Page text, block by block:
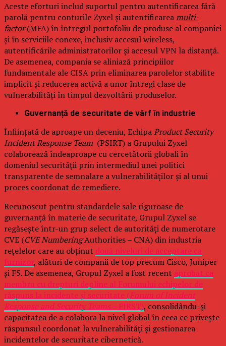
Aceste eforturi includ suportul pentru autentificarea fără
parolă pentru conturile Zyxel și autentificareamulti-
factor(MFA) în întregul portofoliu de produse al companiei
și în serviciile conexe, inclusiv accesul wireless,
autentificările administratorilor și accesul VPN la distanță.
De asemenea, compania se aliniază principiilor
fundamentale ale CISA prin eliminarea parolelor stabilite
implicit și reducerea activă a unor întregi clase de
vulnerabilități în timpul dezvoltării produselor.
Guvernanță de securitate de vârf în industrie
Înființată de aproape un deceniu, EchipaProduct Security
Incident Response Team (PSIRT) a Grupului Zyxel
colaborează îndeaproape cu cercetătorii globali în
domeniul securității prin intermediul unei politici
transparente de semnalare a vulnerabilităților și al unui
proces coordonat de remediere.
Recunoscut pentru standardele sale riguroase de
guvernanță în materie de securitate, Grupul Zyxel se
regăsește într-un grup select de autorități de numerotare
CVE (CVE NumberingAuthorities – CNA) din industria
rețelelor care au obținut două niveluri de acceptare ca
furnizor, alături de companii de top precum Cisco, Juniper
și F5. De asemenea, Grupul Zyxel a fost recent aprobat ca
membru cu drepturi depline al Forumului echipelor de
răspuns la incidente și securitate (Forum of Incident
Response and Security Teams –FIRST), consolidându-și
capacitatea de a colabora la nivel global în ceea ce privește
răspunsul coordonat la vulnerabilități și gestionarea
incidentelor de securitate cibernetică.